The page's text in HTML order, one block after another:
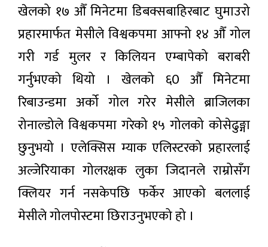
खेलको १७ औँ मिनेटमा डिबक्सबाहिरबाट घुमाउरो
प्रहारमार्फत मेसीले विश्वकपमा आफ्नो १४ औँ गोल
गरी गर्ड मुलर र किलियन एम्बापेको बराबरी
गर्नुभएको थियो । खेलको ६0 औँ मिनेटमा
रिबाउन्डमा अर्को गोल गरेर मेसीले ब्राजिलका
रोनाल्डोले विश्वकपमा गरेको १५ गोलको कोसेढुङ्गा
छुनुभयो । एलेक्सिस म्याक एलिस्टरको प्रहारलाई
अल्जेरियाका गोलरक्षक लुका जिदानले राम्रोसँग
क्लियर गर्न नसकेपछि फर्केर आएको बललाई
मेसीले गोलपोस्टमा छिराउनुभएको हो ।